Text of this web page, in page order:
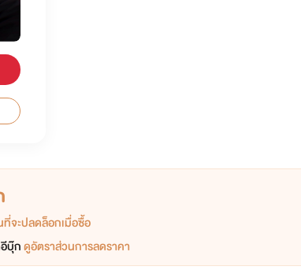
จะปลดล็อกเมื่อซื้อ
บุ๊กดูอัตราส่วนการลดราคา